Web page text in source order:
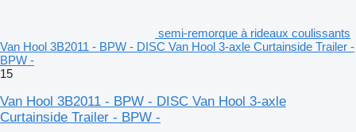
semi-remorque à rideaux coulissants
Van Hool 3B2011 - BPW - DISC Van Hool 3-axle Curtainside Trailer -
BPW -
15
Van Hool 3B2011 - BPW - DISC Van Hool 3-axle
Curtainside Trailer - BPW -